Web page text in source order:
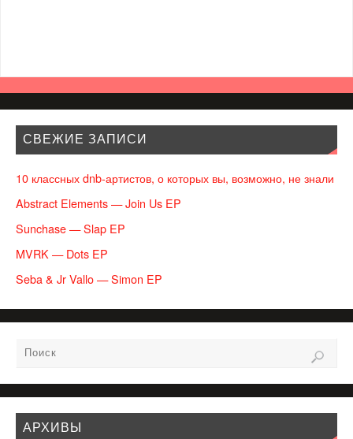
СВЕЖИЕ ЗАПИСИ
10 классных dnb-артистов, о которых вы, возможно, не знали
Abstract Elements — Join Us EP
Sunchase — Slap EP
MVRK — Dots EP
Seba & Jr Vallo — Simon EP
АРХИВЫ